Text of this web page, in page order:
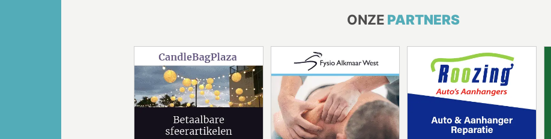
ONZE PARTNERS